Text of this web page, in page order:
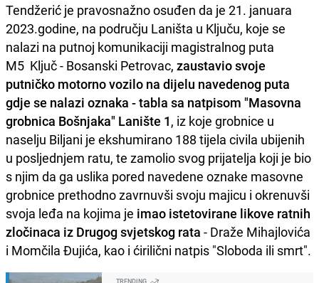
Tendžerić je pravosnažno osuđen da je 21. januara
2023.godine, na području Laništa u Ključu, koje se
nalazi na putnoj komunikaciji magistralnog puta
M5 Ključ - Bosanski Petrovac, zaustavio svoje
putničko motorno vozilo na dijelu navedenog puta
gdje se nalazi oznaka - tabla sa natpisom "Masovna
grobnica Bošnjaka" Lanište 1, iz koje grobnice u
naselju Biljani je ekshumirano 188 tijela civila ubijenih
u posljednjem ratu, te zamolio svog prijatelja koji je bio
s njim da ga uslika pored navedene oznake masovne
grobnice prethodno zavrnuvši svoju majicu i okrenuvši
svoja leđa na kojima je imao istetovirane likove ratnih
zločinaca iz Drugog svjetskog rata - Draže Mihajlovića
i Momčila Đujića, kao i ćirilični natpis "Sloboda ili smrt".
TRENDING